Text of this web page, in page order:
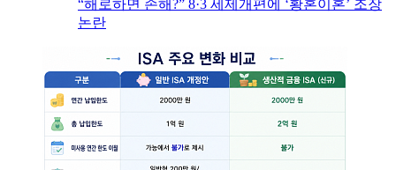
“해로하면 손해?” 8·3 세제개편에 ‘황혼이혼’ 조장
논란